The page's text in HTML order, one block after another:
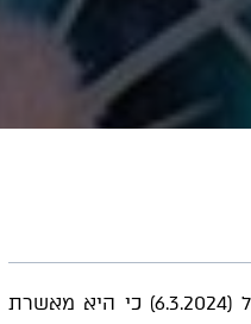
אחרי ציפיה של שנתיים, רשות ניירות ערך האמריקאית (SEC) הודיעה אתמול (6.3.2024) כי היא מאשרת